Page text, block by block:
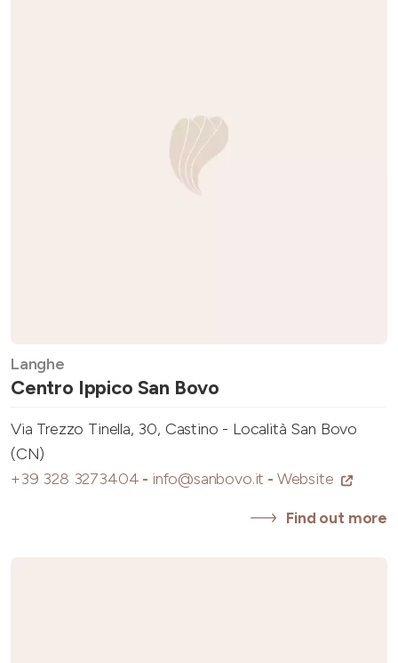
Langhe
Centro Ippico San Bovo
Via Trezzo Tinella, 30, Castino - Località San Bovo
(CN)
+39 328 3273404 - info@sanbovo.it - Website
Find out more